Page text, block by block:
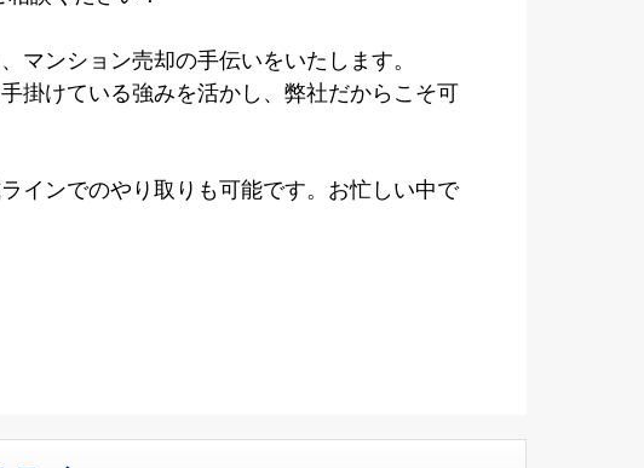
ンション売却の手伝いをいたします。
掛けている強みを活かし、弊社だからこそ可
インでのやり取りも可能です。お忙しい中で